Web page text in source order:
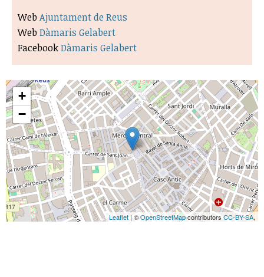
WebAjuntament de Reus
WebDàmaris Gelabert
FacebookDàmaris Gelabert
+
−
Leaflet | ©OpenStreetMapcontributorsCC-BY-SA,